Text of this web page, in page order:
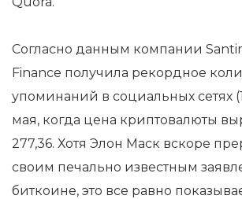
Согласно данным компании
Finance получила рекордное
упоминаний в социальных сетях
мая, когда цена криптовалюты
277,36. Хотя Элон Маск вскоре
своим печально известным
биткоине, это все равно